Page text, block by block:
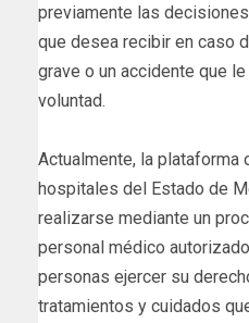
previamente las
que desea recibir en caso
grave o un accidente que
voluntad.
Actualmente, la plataforma
hospitales del Estado de
realizarse mediante un
personal médico
personas ejercer su
tratamientos y cuidados